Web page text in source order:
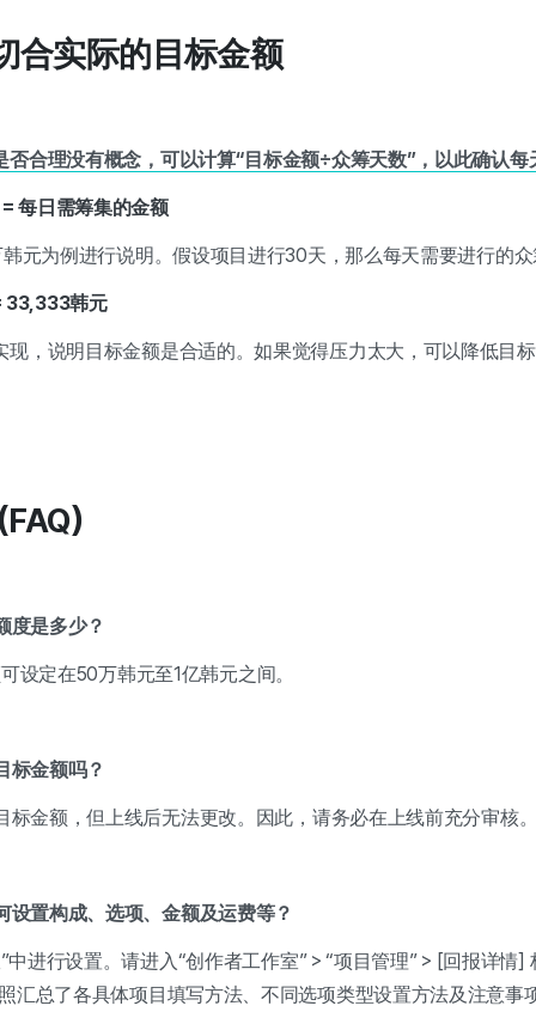
合实际的目标金额
否合理没有概念，可以计算“目标金额÷众筹天数”，以此确认
每日需筹集的金额
元为例进行说明。假设项目进行30天，那么每天需要进行的
韩元
现，说明目标金额是合适的。如果觉得压力太大，可以降低目
度是多少？
设定在50万韩元至1亿韩元之间。
标金额吗？
标金额，但上线后无法更改。因此，请务必在上线前充分审核
设置构成、选项、金额及运费等？
中进行设置。请进入“创作者工作室” > “项目管理” > [回报详情
汇总了各具体项目填写方法、不同选项类型设置方法及注意事